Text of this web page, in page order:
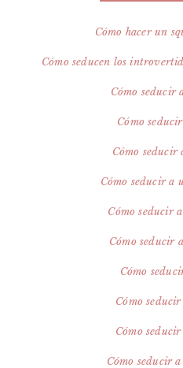
Cómo hacer un
Cómo seducen los
Cómo seducir
Cómo
Cómo seducir
Cómo seducir a
Cómo seducir
Cómo seducir
Cómo
Cómo
Cómo
Cómo seducir